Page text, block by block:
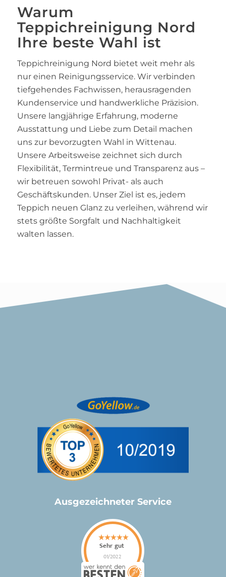
Warum
Teppichreinigung Nord
Ihre beste Wahl ist
Teppichreinigung Nord bietet weit mehr als
nur einen Reinigungsservice. Wir verbinden
tiefgehendes Fachwissen, herausragenden
Kundenservice und handwerkliche Präzision.
Unsere langjährige Erfahrung, moderne
Ausstattung und Liebe zum Detail machen
uns zur bevorzugten Wahl in Wittenau.
Unsere Arbeitsweise zeichnet sich durch
Flexibilität, Termintreue und Transparenz aus –
wir betreuen sowohl Privat- als auch
Geschäftskunden. Unser Ziel ist es, jedem
Teppich neuen Glanz zu verleihen, während wir
stets größte Sorgfalt und Nachhaltigkeit
walten lassen.
Ausgezeichneter Service